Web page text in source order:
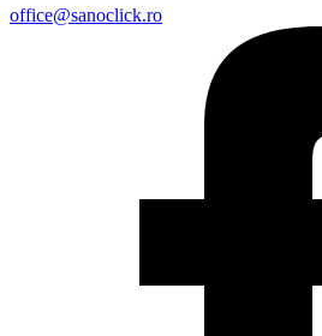
office@sanoclick.ro